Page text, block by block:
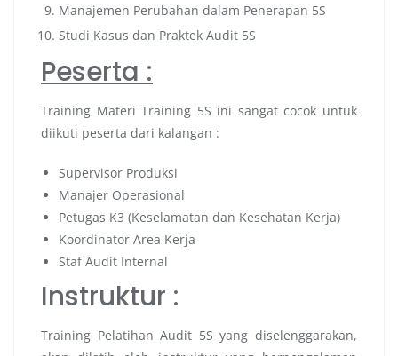
Manajemen Perubahan dalam Penerapan 5S
Studi Kasus dan Praktek Audit 5S
Peserta :
Training Materi Training 5S ini sangat cocok untuk
diikuti peserta dari kalangan :
Supervisor Produksi
Manajer Operasional
Petugas K3 (Keselamatan dan Kesehatan Kerja)
Koordinator Area Kerja
Staf Audit Internal
Instruktur :
Training Pelatihan Audit 5S yang diselenggarakan,